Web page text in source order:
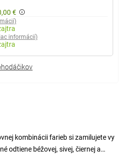
€
informácií)
kombinácii farieb si zamilujete vy
odtiene béžovej, sivej, čiernej a